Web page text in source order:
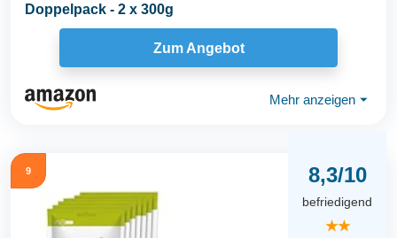
Doppelpack - 2 x 300g
Zum Angebot
Mehr anzeigen ⏷
9 8,3/10
befriedigend
★★